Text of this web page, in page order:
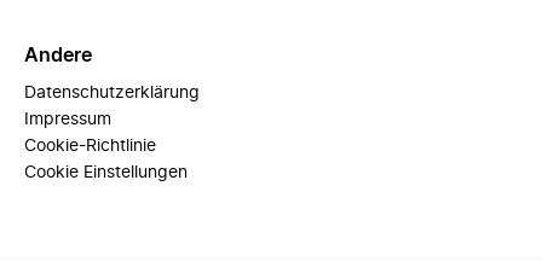
Andere
Datenschutzerklärung
Impressum
Cookie-Richtlinie
Cookie Einstellungen